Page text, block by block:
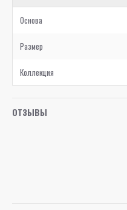
Основа
Размер
Коллекция
ОТЗЫВЫ